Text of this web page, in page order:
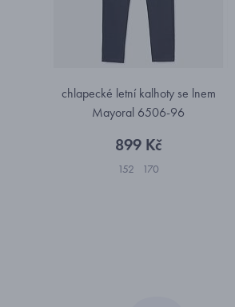
chlapecké letní kalhoty se lnem
Mayoral 6506-96
899 Kč
152 170